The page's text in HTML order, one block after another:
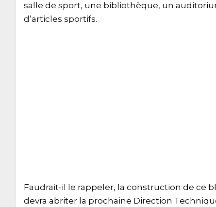
salle de sport, une bibliothèque, un
d’articles sportifs.
Faudrait-il le rappeler, la construction de ce
devra abriter la prochaine Direction